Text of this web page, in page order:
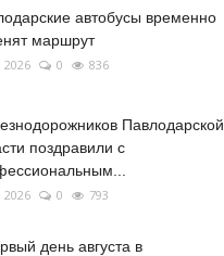
автобусы временно
маршрут
2026 0 836
Павлодарской
поздравили с
2026 0 793
день августа в